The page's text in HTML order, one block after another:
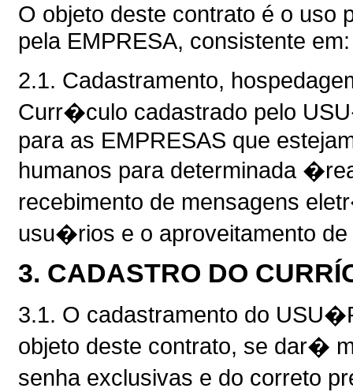
O objeto deste contrato é o uso
pela EMPRESA, consistente em:
2.1. Cadastramento,
Curr�culo cadastrado pelo
para as EMPRESAS que
humanos para determinada
recebimento de mensagens
usu�rios e o aproveitamento
3. CADASTRO DO
3.1. O cadastramento do
objeto deste contrato, se
senha exclusivas e do correto